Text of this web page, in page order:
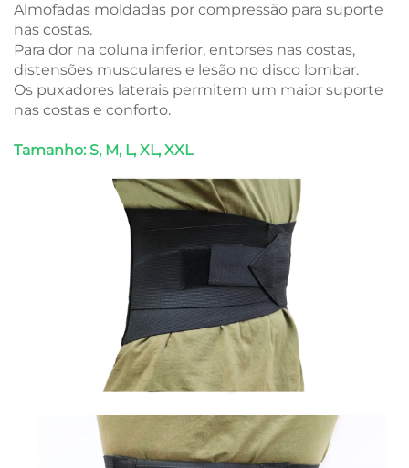
Almofadas moldadas por compressão para suporte
nas costas.
Para dor na coluna inferior, entorses nas costas,
distensões musculares e lesão no disco lombar.
Os puxadores laterais permitem um maior suporte
nas costas e conforto.
Tamanho: S, M, L, XL, XXL